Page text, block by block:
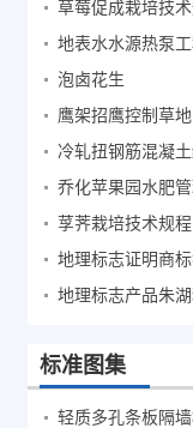
草莓促成栽培技
地表水水源热泵
泡卤花生
鹰架招鹰控制草
冷轧扭钢筋混凝
乔化苹果园水肥
莩荠栽培技术规程
地理标志证明商
地理标志产品朱
标准图集
轻质多孔条板隔